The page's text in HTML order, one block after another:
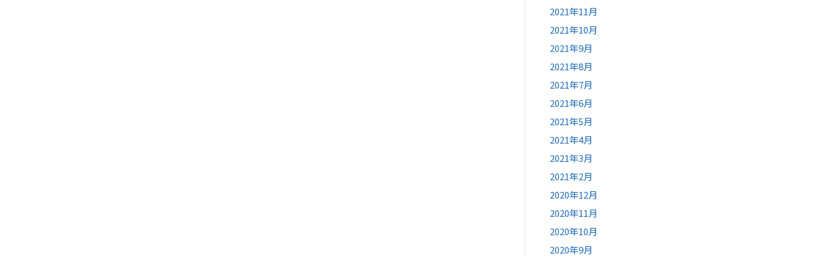
2021年11月
2021年10月
2021年9月
2021年8月
2021年7月
2021年6月
2021年5月
2021年4月
2021年3月
2021年2月
2020年12月
2020年11月
2020年10月
2020年9月